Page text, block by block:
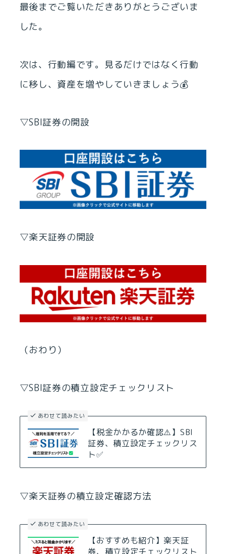
最後までご覧いただきありがとうございま
した。
次は、行動編です。見るだけではなく行動
に移し、資産を増やしていきましょう💰
▽SBI証券の開設
▽楽天証券の開設
（おわり）
▽SBI証券の積立設定チェックリスト
あわせて読みたい
【税金かかるか確認⚠️】SBI
証券、積立設定チェックリス
ト✅
▽楽天証券の積立設定確認方法
あわせて読みたい
【おすすめも紹介】楽天証
券、積立設定チェックリスト